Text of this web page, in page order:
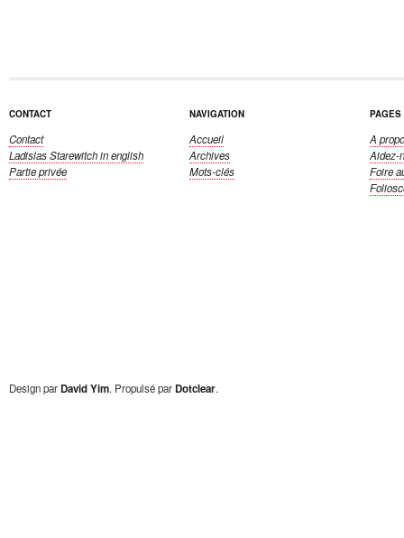
CONTACT
Contact
Ladislas Starewitchin english
Partie privée
NAVIGATION
Accueil
Archives
Mots-clés
PAGES
A
Aidez-
Foire
Design parDavid Yim. Propulsé parDotclear.